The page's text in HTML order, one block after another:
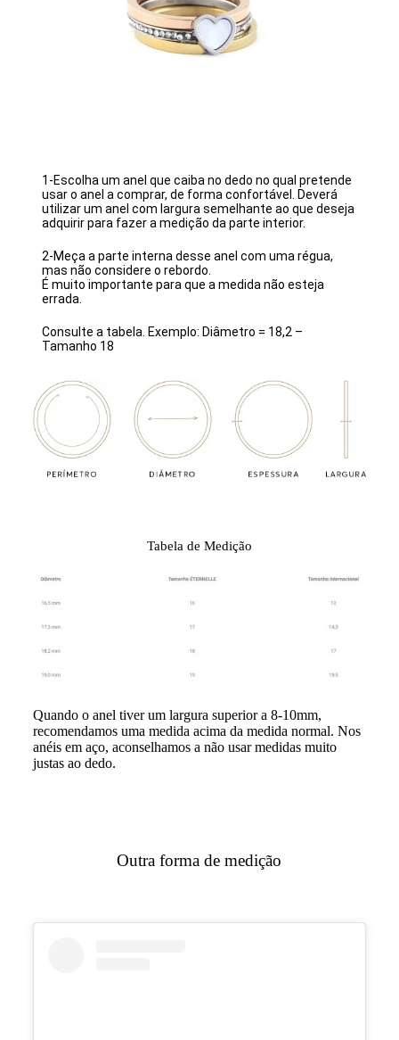
1-Escolha um anel que caiba no dedo no qual pretende
usar o anel a comprar, de forma confortável. Deverá
utilizar um anel com largura semelhante ao que deseja
adquirir para fazer a medição da parte interior.
2-Meça a parte interna desse anel com uma régua,
mas não considere o rebordo.
É muito importante para que a medida não esteja
errada.
Consulte a tabela. Exemplo: Diâmetro = 18,2 –
Tamanho 18
Tabela de Medição
Quando o anel tiver um largura superior a 8-10mm,
recomendamos uma medida acima da medida normal. Nos
anéis em aço, aconselhamos a não usar medidas muito
justas ao dedo.
Outra forma de medição